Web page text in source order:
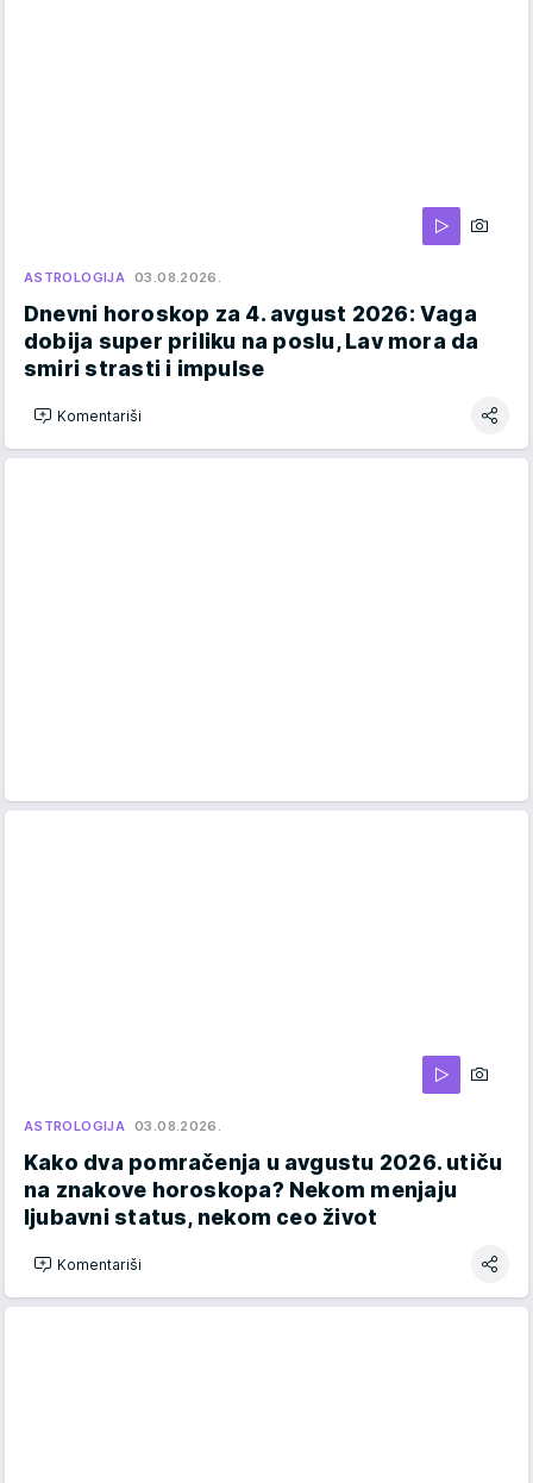
ASTROLOGIJA 03.08.2026.
Dnevni horoskop za 4. avgust 2026: Vaga
dobija super priliku na poslu, Lav mora da
smiri strasti i impulse
Komentariši
ASTROLOGIJA 03.08.2026.
Kako dva pomračenja u avgustu 2026. utiču
na znakove horoskopa? Nekom menjaju
ljubavni status, nekom ceo život
Komentariši